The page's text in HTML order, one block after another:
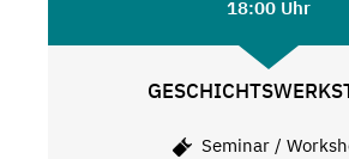
18:00 Uhr
Seminar /